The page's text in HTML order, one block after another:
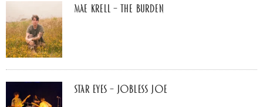
Mae Krell – the burden
Star Eyes – Jobless Joe